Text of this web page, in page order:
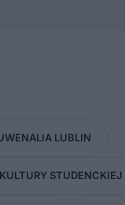
LUBLIN
STUDENCKIEJ